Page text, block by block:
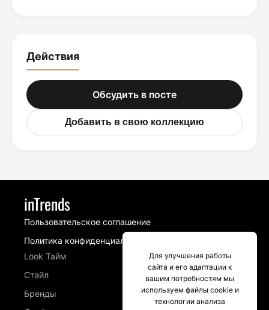
Действия
Обсудить в посте
Добавить в свою коллекцию
inTrends
Пользовательское соглашение
Политика конфиденциальности
Look Тайм
Стайл
Бренды
Для улучшения работы
сайта и его адаптации к
вашим потребностям мы
используем файлы cookie и
технологии анализа